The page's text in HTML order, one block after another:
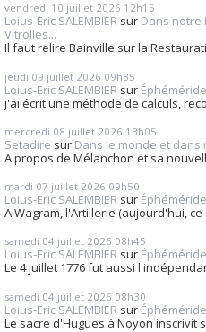
vendredi 10 juillet 2026 12h15
Loius-Eric SALEMBIER sur Dans notre
Vitrolles...
Il faut relire Bainville sur la
jeudi 09 juillet 2026 09h35
Loius-Eric SALEMBIER sur
j'ai écrit une méthode de calculs,
mercredi 08 juillet 2026 13h05
Setadire sur Dans le monde et dans
A propos de Mélanchon et sa
mardi 07 juillet 2026 09h50
Loius-Eric SALEMBIER sur
A Wagram, l'Artillerie (aujourd'hui, ce
samedi 04 juillet 2026 08h45
Loius-Eric SALEMBIER sur
Le 4 juillet 1776 fut aussi
samedi 04 juillet 2026 08h30
Loius-Eric SALEMBIER sur
Le sacre d'Hugues à Noyon inscrivit